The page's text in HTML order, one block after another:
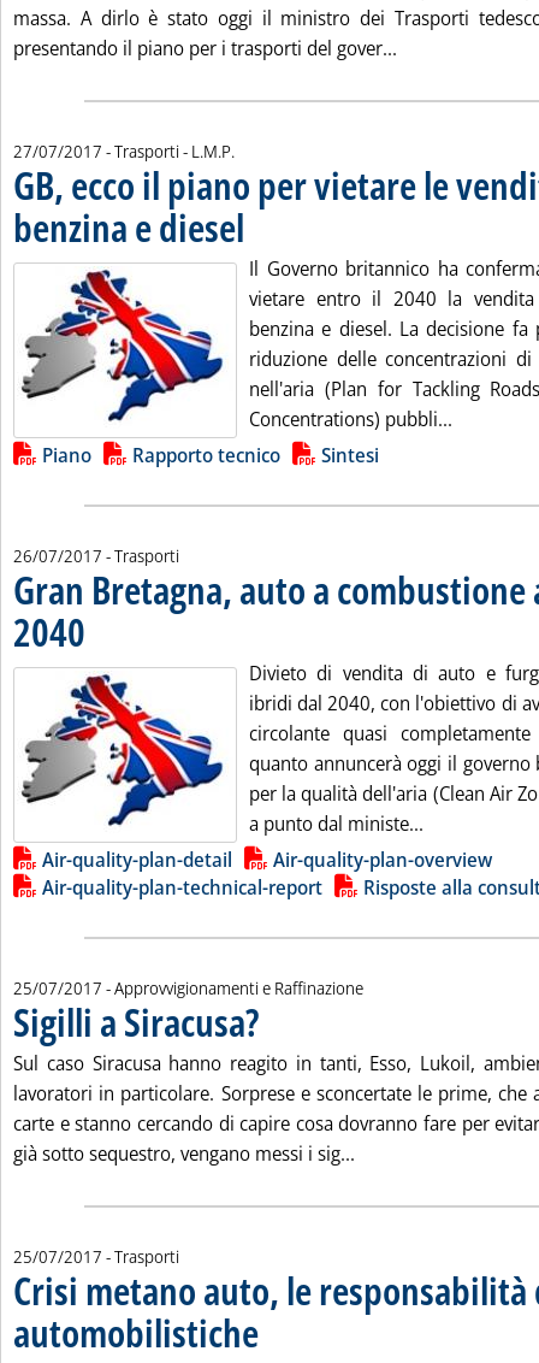
massa. A dirlo è stato oggi il ministro dei Trasporti
presentando il piano per i trasporti del gover...
27/07/2017 - Trasporti - di:
L.M.P.
GB, ecco il piano per vietare le
benzina e diesel . Pubblicata giovedì 27 luglio 2017 alle 9.17.
Il Governo britannico ha
vietare entro il 2040 la
benzina e diesel. La decisione
riduzione delle concentrazioni
nell'aria (Plan for Tackling
Concentrations) pubbli...
Lista allegati PDF alla notizia
Piano Rapporto tecnico Sintesi
26/07/2017 - Trasporti
Gran Bretagna, auto a combustione
2040 . Pubblicata mercoledì 26 luglio 2017 alle 12.59.
Divieto di vendita di auto e
ibridi dal 2040, con l'obiettivo di
circolante quasi
quanto annuncerà oggi il
per la qualità dell'aria (Clean Air
a punto dal ministe...
Lista allegati PDF alla notizia
Air-quality-plan-detail
Air-quality-plan-overview
Air-quality-plan-technical-report
Risposte alla
25/07/2017 - Approvvigionamenti e Raffinazione
Sigilli a Siracusa?. Pubblicata martedì 25 luglio 2017 alle 13.17.
Sul caso Siracusa hanno reagito in tanti, Esso, Lukoil,
lavoratori in particolare. Sorprese e sconcertate le prime, che
carte e stanno cercando di capire cosa dovranno fare per
già sotto sequestro, vengano messi i sig...
25/07/2017 - Trasporti
Crisi metano auto, le responsabilità
automobilistiche . Sottotitolo: Ci scrive Paolo Vettori,
. Pubblicata martedì 25 luglio 2017 alle 9.28.